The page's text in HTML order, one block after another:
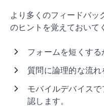
より多くのフィードバッ
のヒントを覚えておいて
フォームを短くする
質問に論理的な流れ
モバイルデバイス
認します。